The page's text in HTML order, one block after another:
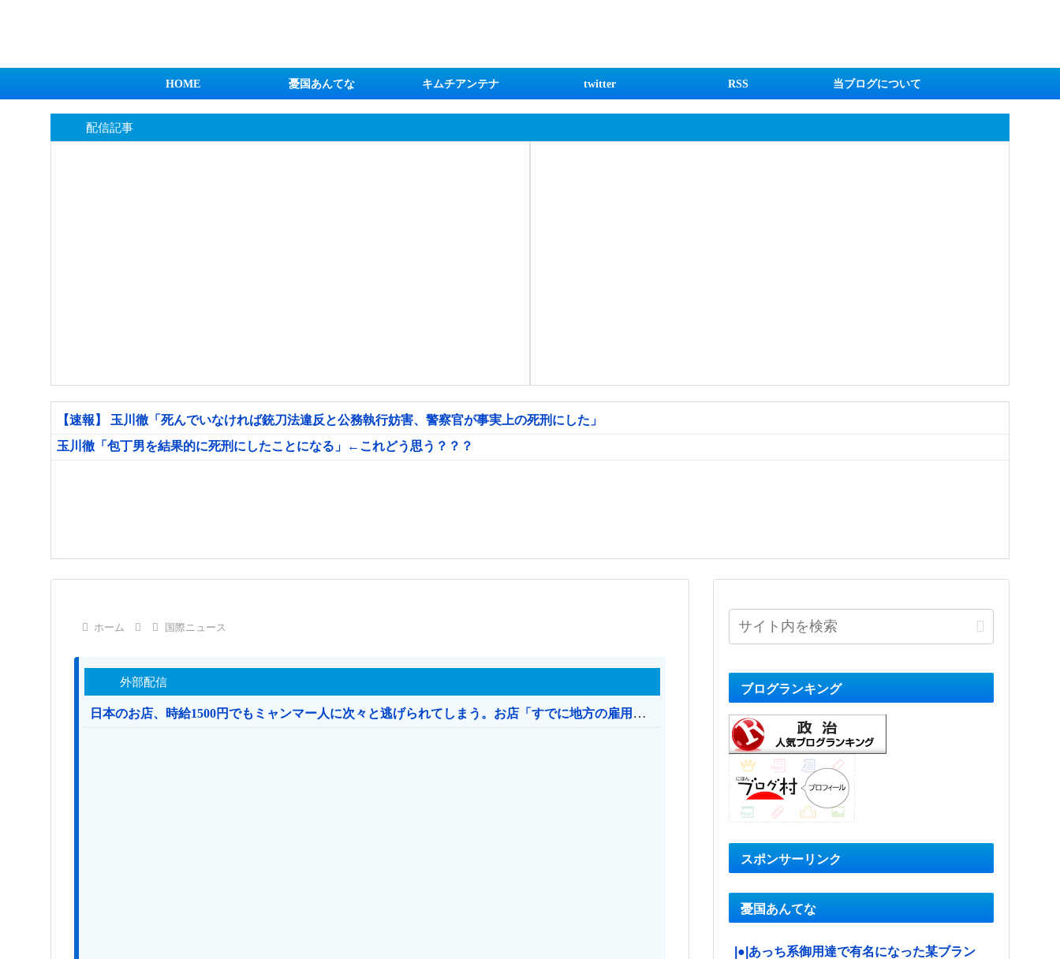
HOME 憂国あんてな キムチアンテナ twitter RSS 当ブログについて
配信記事
【速報】 玉川徹「死んでいなければ銃刀法違反と公務執行妨害、警察官が事実上の死刑にした」
玉川徹「包丁男を結果的に死刑にしたことになる」←これどう思う？？？
ホーム 国際ニュース
外部配信
日本のお店、時給1500円でもミャンマー人に次々と逃げられてしまう。お店「すでに地方の雇用は崩壊」
ブログランキング
スポンサーリンク
憂国あんてな
|●|あっち系御用達で有名になった某ブラン